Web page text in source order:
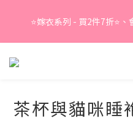
⭐嫁衣系列 - 買2件7折⭐
Summer Sale
茶杯與貓咪睡